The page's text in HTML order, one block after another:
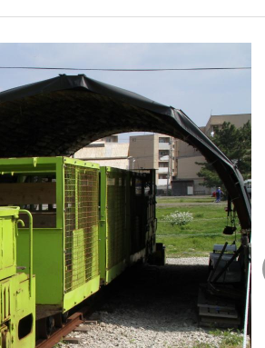
「クマが悪者扱いされているのが
っと見る
っと見る